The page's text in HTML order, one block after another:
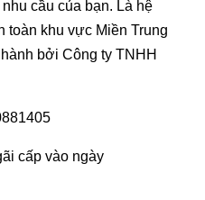
cầu của bạn. Là hệ
toàn khu vực Miền Trung
bởi Công ty TNHH
cấp vào ngày